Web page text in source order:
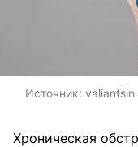
Источник:
Хроническая